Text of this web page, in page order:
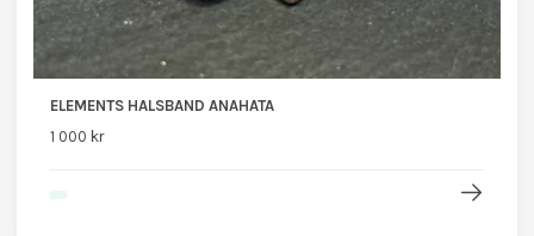
ELEMENTS HALSBAND ANAHATA
1 000 kr